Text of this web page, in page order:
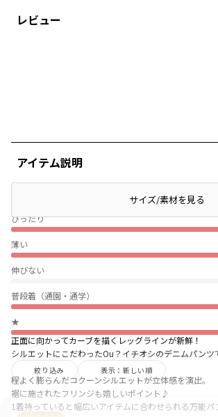
レビュー
ぴったり
薄い
伸びない
普段着（通園・通学）
★
絞り込み 表示：新しい順
アイテム説明
サイズ/素材を見る
正面に向かってカーブを描くレッグラインが新鮮！
シルエットにこだわったOu？イチオシのデニムパンツ
程よく膨らんだコクーンシルエットが立体感を演出。
裾に施されたフリンジも嬉しいポイント♪
1着持っていると幅広いアイテムに合わせられる万能パ